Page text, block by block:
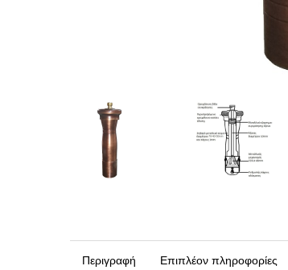
Περιγραφή Επιπλέον πληροφορίες